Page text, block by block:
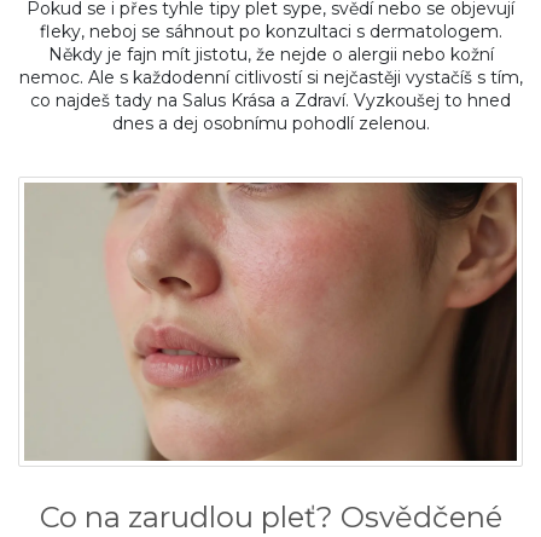
Pokud se i přes tyhle tipy plet sype, svědí nebo se objevují
fleky, neboj se sáhnout po konzultaci s dermatologem.
Někdy je fajn mít jistotu, že nejde o alergii nebo kožní
nemoc. Ale s každodenní citlivostí si nejčastěji vystačíš s tím,
co najdeš tady na Salus Krása a Zdraví. Vyzkoušej to hned
dnes a dej osobnímu pohodlí zelenou.
Co na zarudlou pleť? Osvědčené